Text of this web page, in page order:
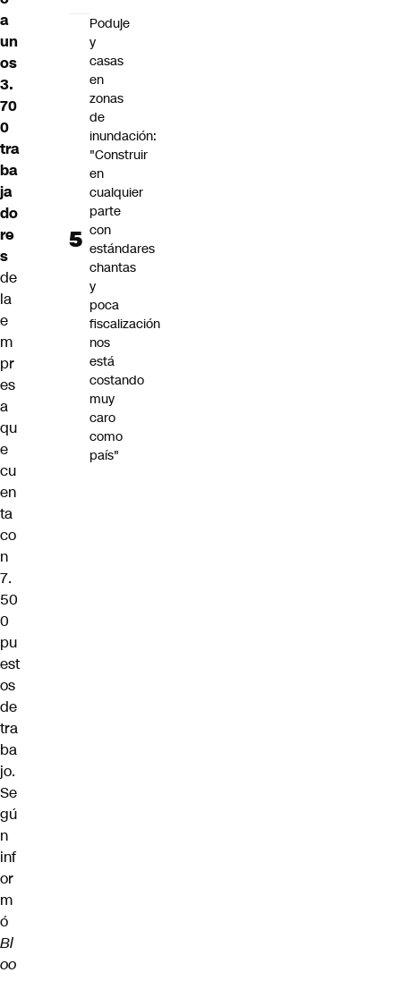
a
un
os
3.
70
0
tra
ba
ja
do
re
s
de
la
e
m
pr
es
a
qu
e
cu
en
ta
co
n
7.
50
0
pu
est
os
de
tra
ba
jo.
Se
gú
n
inf
or
m
ó
Bl
oo
Poduje
y
casas
en
zonas
de
inundación:
"Construir
en
cualquier
parte
con
estándares
chantas
y
poca
fiscalización
nos
está
costando
muy
caro
como
país"